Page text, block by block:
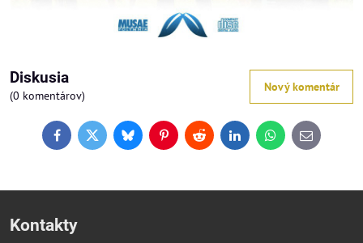
Diskusia
(0 komentárov)
Nový komentár
FacebookTwitterBlueskyPinterestReddit LinkedInWhatsApp
E-
mail
Kontakty